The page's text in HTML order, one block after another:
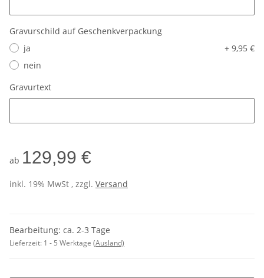
Gravurschild auf Geschenkverpackung
ja
+ 9,95 €
nein
Gravurtext
ab 129,99 €
inkl. 19% MwSt , zzgl. Versand
Bearbeitung: ca. 2-3 Tage
Lieferzeit: 1 - 5 Werktage (Ausland)